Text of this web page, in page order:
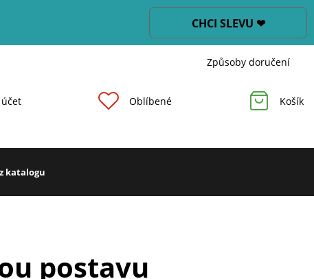
CHCI SLEVU ❤
Způsoby doručení
Oblíbené Košík
katalogu
postavu